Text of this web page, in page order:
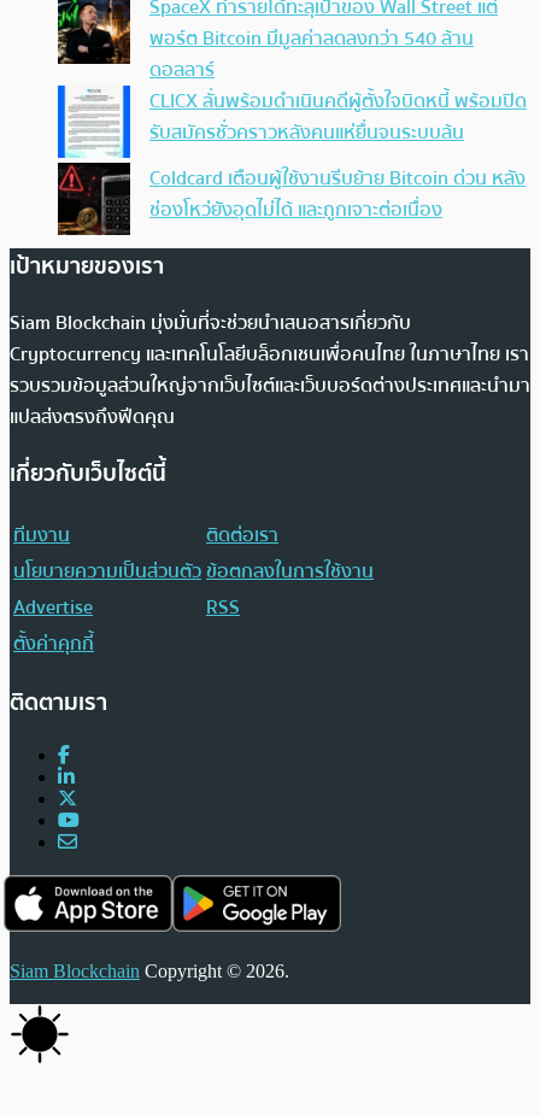
SpaceX ทำรายได้ทะลุเป้าของ Wall Street แต่
พอร์ต Bitcoin มีมูลค่าลดลงกว่า 540 ล้าน
ดอลลาร์
CLICX ลั่นพร้อมดำเนินคดีผู้ตั้งใจบิดหนี้ พร้อมปิด
รับสมัครชั่วคราวหลังคนแห่ยื่นจนระบบล้น
Coldcard เตือนผู้ใช้งานรีบย้าย Bitcoin ด่วน หลัง
ช่องโหว่ยังอุดไม่ได้ และถูกเจาะต่อเนื่อง
เป้าหมายของเรา
Siam Blockchain มุ่งมั่นที่จะช่วยนำเสนอสารเกี่ยวกับ
Cryptocurrency และเทคโนโลยีบล็อกเชนเพื่อคนไทย ในภาษาไทย เรา
รวบรวมข้อมูลส่วนใหญ่จากเว็บไซต์และเว็บบอร์ดต่างประเทศและนำมา
แปลส่งตรงถึงฟีดคุณ
เกี่ยวกับเว็บไซต์นี้
ทีมงาน
ติดต่อเรา
นโยบายความเป็นส่วนตัวข้อตกลงในการใช้งาน
Advertise
RSS
ตั้งค่าคุกกี้
ติดตามเรา
Siam Blockchain Copyright © 2026.